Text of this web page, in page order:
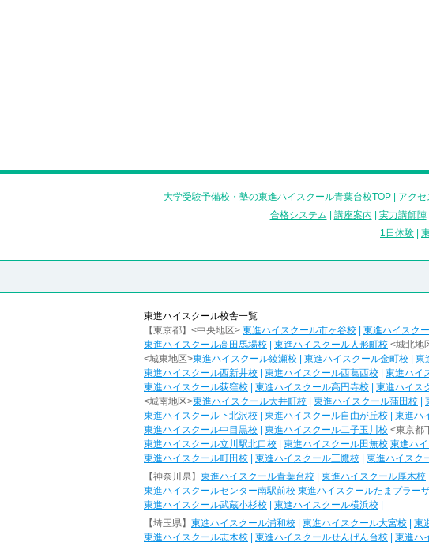
大学受験予備校・塾の東進ハイスクール青葉台校TOP アクセ
合格システム
講座案内 実力講師陣|
1日体験
東進ハイスクール校舎一覧
【東京都】<中央地区> 東進ハイスクール市ヶ谷校 東進ハイスク
東進ハイスクール高田馬場校
東進ハイスクール人形町校 <城北地
<城東地区>東進ハイスクール綾瀬校 東進ハイスクール金町校 東
東進ハイスクール西新井校
東進ハイスクール西葛西校 東進ハイ
東進ハイスクール荻窪校
東進ハイスクール高円寺校 東進ハイス
<城南地区>東進ハイスクール大井町校 東進ハイスクール蒲田校
東進ハイスクール下北沢校
東進ハイスクール自由が丘校 東進ハ
東進ハイスクール中目黒校
東進ハイスクール二子玉川校 <東京都
東進ハイスクール立川駅北口校
東進ハイスクール田無校 東進ハ
東進ハイスクール町田校
東進ハイスクール三鷹校 東進ハイスク
【神奈川県】 東進ハイスクール青葉台校 東進ハイスクール厚木校
東進ハイスクールセンター南駅前校 東進ハイスクールたまプラー
東進ハイスクール武蔵小杉校
東進ハイスクール横浜校
【埼玉県】 東進ハイスクール浦和校 東進ハイスクール大宮校 東
東進ハイスクール志木校
東進ハイスクールせんげん台校 東進ハ